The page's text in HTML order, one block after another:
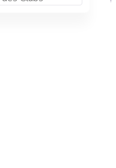
hinzufügen